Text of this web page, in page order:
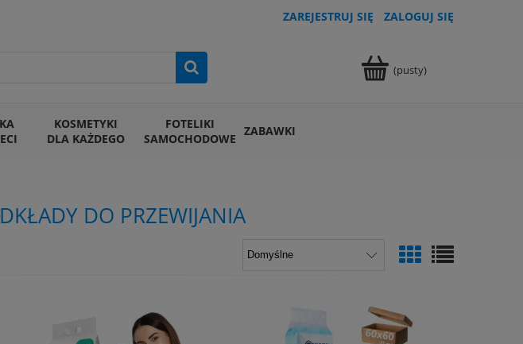
ZAREJESTRUJ SIĘ ZALOGUJ SIĘ
(pusty)
KOSMETYKI
DLA KAŻDEGO
FOTELIKI
SAMOCHODOWE ZABAWKI
DO PRZEWIJANIA